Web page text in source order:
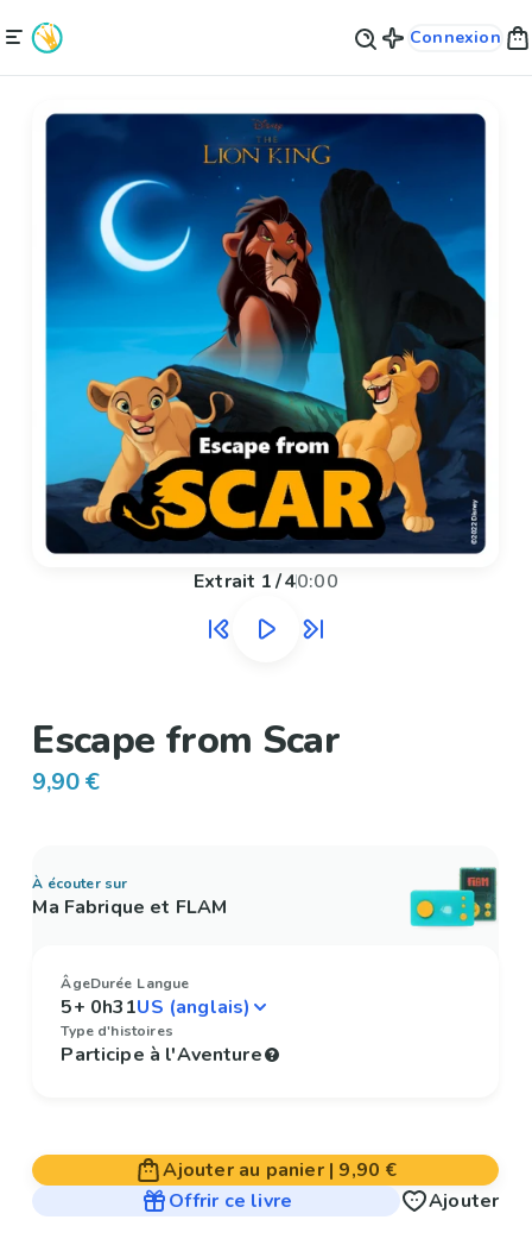
Connexion
Extrait 1/40:00
Escape from Scar
9,90 €
À écouter sur
Ma Fabrique et FLAM
Âge
5+
Durée
0h31
Langue
Type d'histoires
Participe à l'Aventure
Ajouter au panier| 9,90 €
Offrir ce livre
Ajouter